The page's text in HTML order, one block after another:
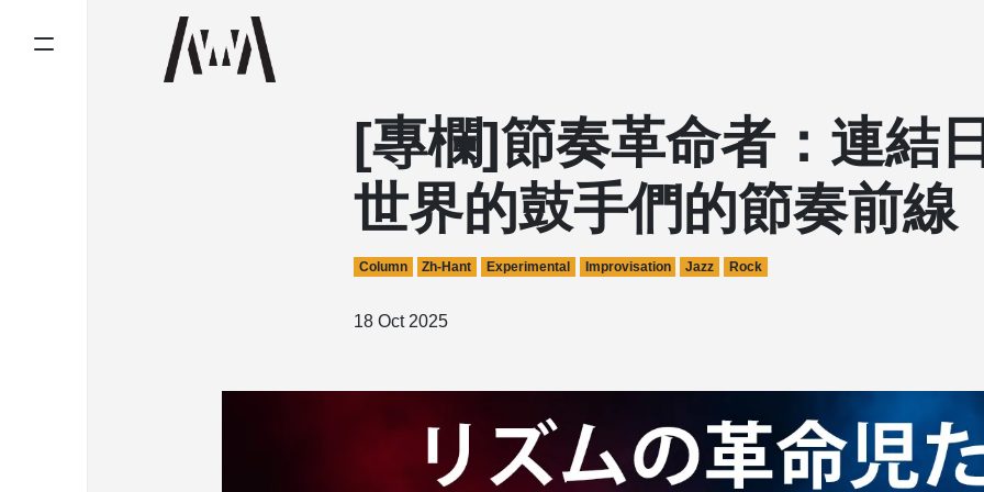
[專欄]節奏革命者：連結
世界的鼓手們的節奏前線
Column Zh-Hant Experimental Improvisation Jazz Rock
18 Oct 2025